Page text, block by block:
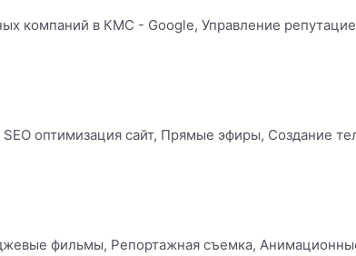
компаний в КМС - Google, Управление
оптимизация сайт, Прямые эфиры, Cоздание
фильмы, Репортажная съемка,